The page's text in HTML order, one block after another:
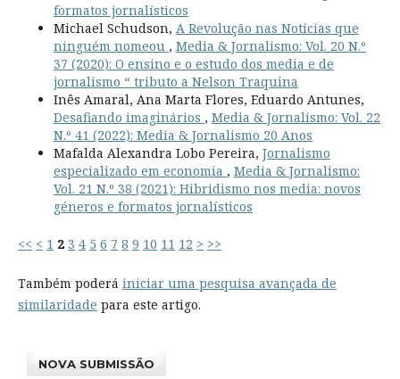
formatos jornalísticos
Michael Schudson, A Revolução nas Notícias que
ninguém nomeou , Media & Jornalismo: Vol. 20 N.º
37 (2020): O ensino e o estudo dos media e de
jornalismo “ tributo a Nelson Traquina
Inês Amaral, Ana Marta Flores, Eduardo Antunes,
Desafiando imaginários , Media & Jornalismo: Vol. 22
N.º 41 (2022): Media & Jornalismo 20 Anos
Mafalda Alexandra Lobo Pereira, Jornalismo
especializado em economia , Media & Jornalismo:
Vol. 21 N.º 38 (2021): Hibridismo nos media: novos
géneros e formatos jornalísticos
<< < 1 2 3 4 5 6 7 8 9 10 11 12 > >>
Também poderá iniciar uma pesquisa avançada de
similaridade para este artigo.
NOVA SUBMISSÃO